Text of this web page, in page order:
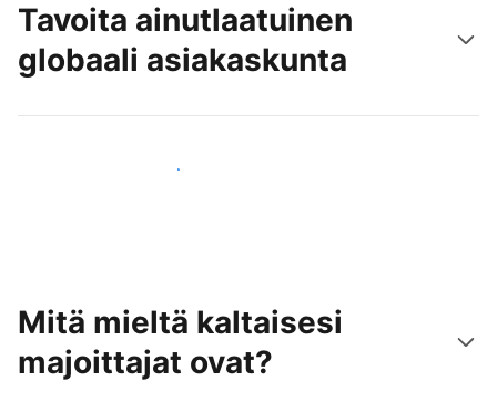
Tavoita ainutlaatuinen
globaali asiakaskunta
Tavoita uusia asiakkaita jo tänään
Mitä mieltä kaltaisesi
majoittajat ovat?